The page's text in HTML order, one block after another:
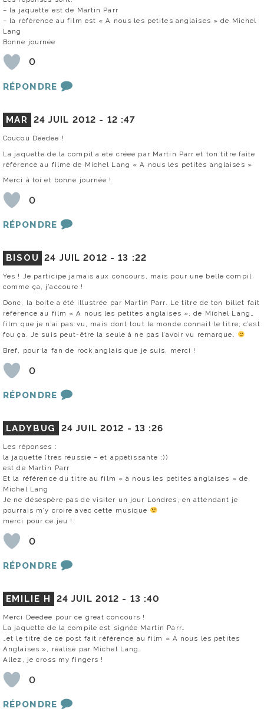
– la jaquette est de Martin Parr
– la référence au film est « A nous les petites anglaises » de Michel
Lang
Bonne journée
0
RÉPONDRE
MAR 24 JUIL 2012 - 12 :47
Coucou Deedee !
La jaquette de la compil a été créee par Martin Parr et ton titre faite
référence au filme de Michel Lang « A nous les petites anglaises »
Merci à toi et bonne journée !
0
RÉPONDRE
BISOU 24 JUIL 2012 -13 :22
Yes ! Je participe jamais aux concours, mais pour une belle compil
comme ça, j’accoure !
Donc, la boite a été illustrée par Martin Parr. Le titre de ton billet fait
référence au film « A nous les petites anglaises », de Michel Lang…
film que je n’ai pas vu, mais dont tout le monde connait le titre, c’est
fou ça. Je suis peut-être la seule à ne pas l’avoir vu remarque.
Bref, pour la fan de rock anglais que je suis, merci !
0
RÉPONDRE
LADYBUG 24 JUIL 2012 - 13 :26
Les réponses :
la jaquette (très réussie – et appétissante ;))
est de Martin Parr
Et la référence du titre au film « à nous les petites anglaises » de
Michel Lang
Je ne désespère pas de visiter un jour Londres, en attendant je
pourrais m’y croire avec cette musique
merci pour ce jeu !
0
RÉPONDRE
EMILIE H 24 JUIL 2012 - 13 :40
Merci Deedee pour ce great concours !
La jaquette de la compile est signée Martin Parr…
…et le titre de ce post fait référence au film « A nous les petites
Anglaises », réalisé par Michel Lang.
Allez, je cross my fingers !
0
RÉPONDRE